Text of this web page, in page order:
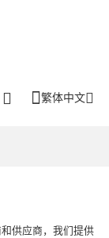
繁体中文
供应商，我们提供